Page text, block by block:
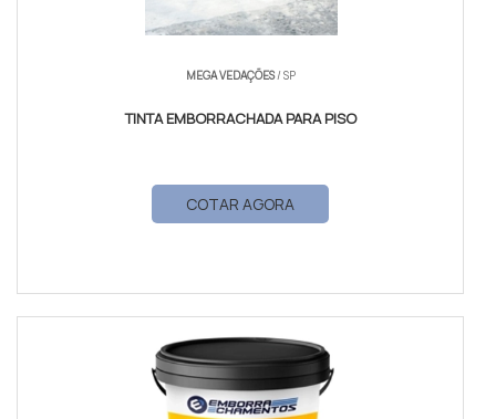
MEGA VEDAÇÕES/ SP
TINTA EMBORRACHADA PARA PISO
COTAR AGORA